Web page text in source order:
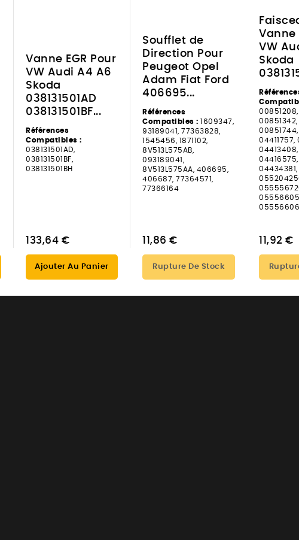
Vanne EGR Pour
VW Audi A4 A6
Skoda
038131501AD
038131501BF...
Références
Compatibles :
038131501AD,
038131501BF,
038131501BH
133,64 €
Ajouter Au Panier
Soufflet de
Direction Pour
Peugeot Opel
Adam Fiat Ford
406695...
Références
Compatibles : 1609347,
93189041, 77363828,
1545456, 1871102,
8V513L575AB,
093189041,
8V513L575AA, 406695,
406687, 77364571,
77366164
11,86 €
Rupture De Stock
Vanne
VW
Skoda
00851208,
04411757,
11,92 €